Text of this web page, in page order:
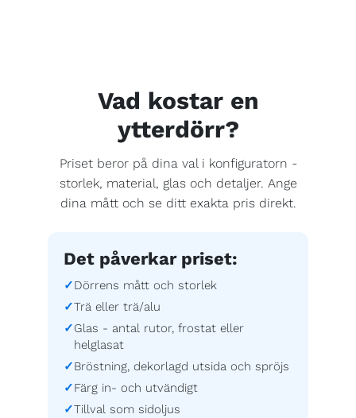
Vad kostar en
ytterdörr?
Priset beror på dina val i konfiguratorn -
storlek, material, glas och detaljer. Ange
dina mått och se ditt exakta pris direkt.
Det påverkar priset:
Dörrens mått och storlek
Trä eller trä/alu
Glas - antal rutor, frostat eller
helglasat
Bröstning, dekorlagd utsida och spröjs
Färg in- och utvändigt
Tillval som sidoljus